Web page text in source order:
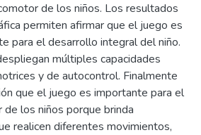
de los niños. Los resultados
permiten afirmar que el juego es
para el desarrollo integral del niño.
múltiples capacidades
y de autocontrol. Finalmente
que el juego es importante para el
los niños porque brinda
realicen diferentes movimientos,